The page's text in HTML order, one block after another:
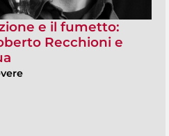
e il fumetto:
Recchioni e